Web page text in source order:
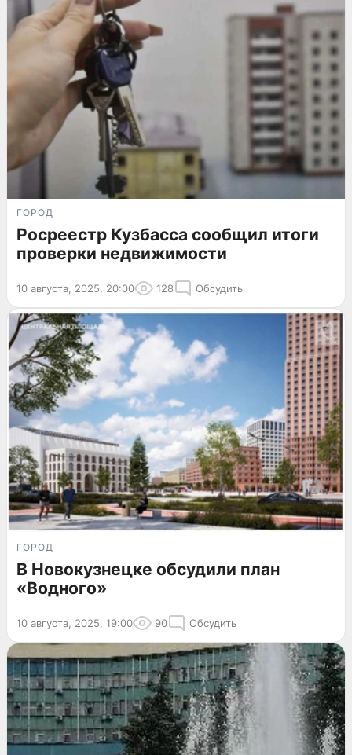
ГОРОД
Росреестр Кузбасса сообщил итоги
проверки недвижимости
10 августа, 2025, 20:00 128 Обсудить
ГОРОД
В Новокузнецке обсудили план
«Водного»
10 августа, 2025, 19:00 90 Обсудить